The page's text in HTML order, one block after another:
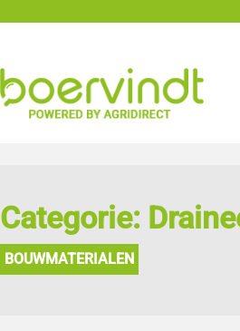
Categorie:
BOUWMATERIALEN